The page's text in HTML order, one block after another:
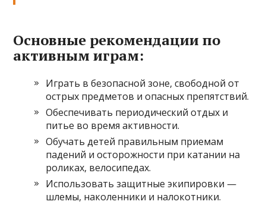
Основные рекомендации по
активным играм:
Играть в безопасной зоне, свободной от
острых предметов и опасных препятствий.
Обеспечивать периодический отдых и
питье во время активности.
Обучать детей правильным приемам
падений и осторожности при катании на
роликах, велосипедах.
Использовать защитные экипировки —
шлемы, наколенники и налокотники.